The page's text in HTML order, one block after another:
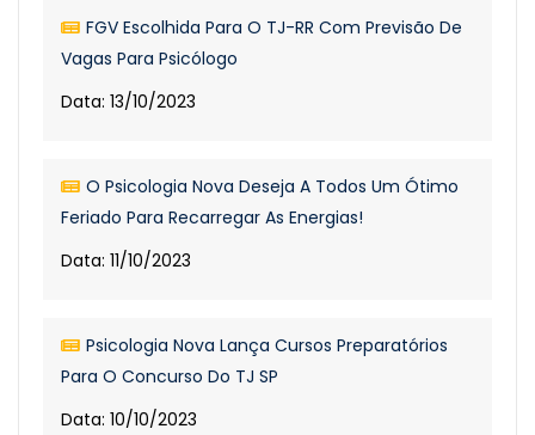
FGV Escolhida Para O TJ-RR Com Previsão De
Vagas Para Psicólogo
Data: 13/10/2023
O Psicologia Nova Deseja A Todos Um Ótimo
Feriado Para Recarregar As Energias!
Data: 11/10/2023
Psicologia Nova Lança Cursos Preparatórios
Para O Concurso Do TJ SP
Data: 10/10/2023